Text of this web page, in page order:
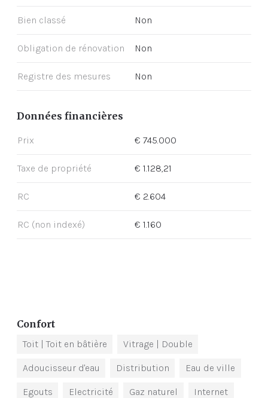
Bien classé Non
Obligation de rénovation Non
Registre des mesures Non
Données financières
Prix € 745.000
Taxe de propriété € 1.128,21
RC € 2.604
RC (non indexé) € 1.160
Confort
Toit | Toit en bâtière Vitrage | Double
Adoucisseur d'eau Distribution Eau de ville
Egouts Electricité Gaz naturel Internet